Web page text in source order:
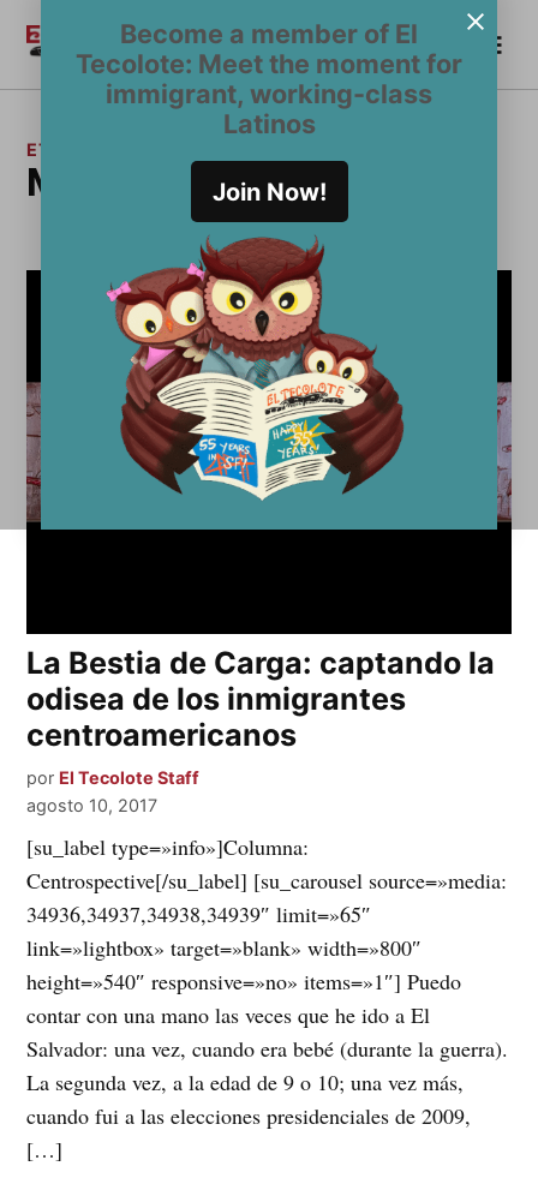
Become a member of El
Tecolote: Meet the moment for
immigrant, working-class
Latinos
Join Now!
contenido
El
Tecolote
Become a Member
ETIQUETA:
MONTARlaBestia
La Bestia de Carga: captando la
odisea de los inmigrantes
centroamericanos
por El Tecolote Staff
agosto 10, 2017
[su_label type=»info»]Columna:
Centrospective[/su_label] [su_carousel source=»media:
34936,34937,34938,34939″ limit=»65″
link=»lightbox» target=»blank» width=»800″
height=»540″ responsive=»no» items=»1″] Puedo
contar con una mano las veces que he ido a El
Salvador: una vez, cuando era bebé (durante la guerra).
La segunda vez, a la edad de 9 o 10; una vez más,
cuando fui a las elecciones presidenciales de 2009,
[…]